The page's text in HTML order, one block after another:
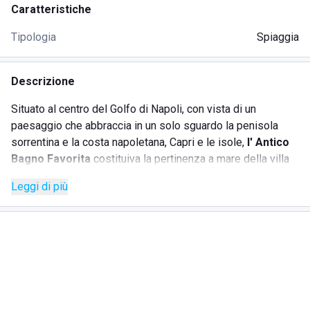
Caratteristiche
Tipologia Spiaggia
Descrizione
Situato al centro del Golfo di Napoli, con vista di un
paesaggio che abbraccia in un solo sguardo la penisola
sorrentina e la costa napoletana, Capri e le isole, l' Antico
Bagno Favorita costituiva la pertinenza a mare della villa
d' oro.
Leggi di più